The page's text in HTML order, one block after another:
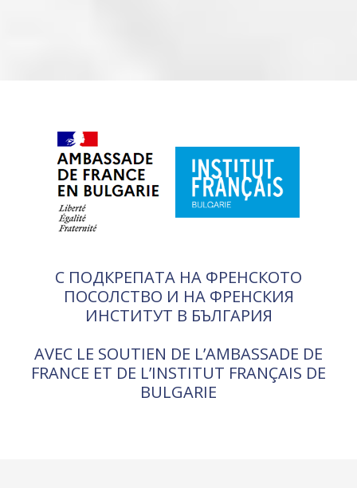
С ПОДКРЕПАТА НА ФРЕНСКОТО
ПОСОЛСТВО И НА ФРЕНСКИЯ
ИНСТИТУТ В БЪЛГАРИЯ
AVEC LE SOUTIEN DE L’AMBASSADE DE
FRANCE ET DE L’INSTITUT FRANÇAIS DE
BULGARIE